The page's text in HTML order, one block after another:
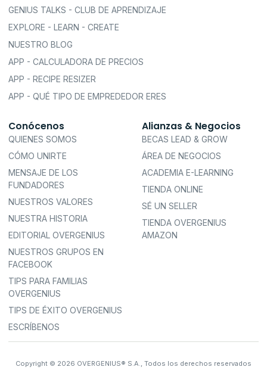
GENIUS TALKS - CLUB DE APRENDIZAJE
EXPLORE - LEARN - CREATE
NUESTRO BLOG
APP - CALCULADORA DE PRECIOS
APP - RECIPE RESIZER
APP - QUÉ TIPO DE EMPREDEDOR ERES
Conócenos
QUIENES SOMOS
CÓMO UNIRTE
MENSAJE DE LOS
FUNDADORES
NUESTROS VALORES
NUESTRA HISTORIA
EDITORIAL OVERGENIUS
NUESTROS GRUPOS EN
FACEBOOK
TIPS PARA FAMILIAS
OVERGENIUS
TIPS DE ÉXITO OVERGENIUS
ESCRÍBENOS
Alianzas & Negocios
BECAS LEAD & GROW
ÁREA DE NEGOCIOS
ACADEMIA E-LEARNING
TIENDA ONLINE
SÉ UN SELLER
TIENDA OVERGENIUS
AMAZON
Copyright © 2026 OVERGENIUS® S.A., Todos los derechos reservados